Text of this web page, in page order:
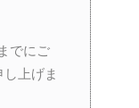
でにご
上げま